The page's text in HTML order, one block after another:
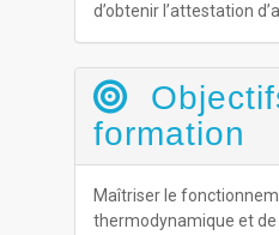
d’obtenir l’attestation
formation
Maîtriser le
thermodynamique et